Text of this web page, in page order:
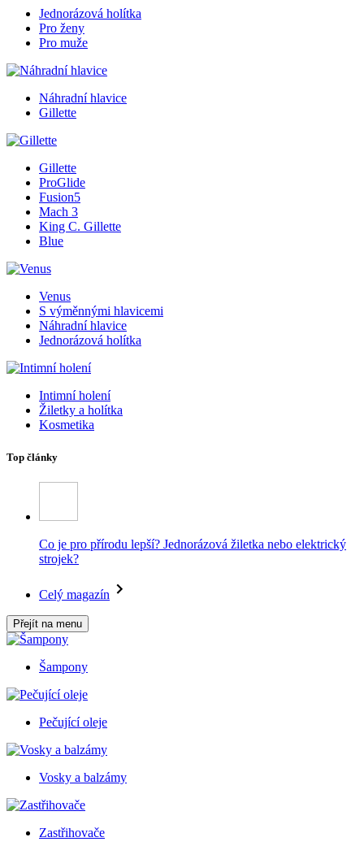
Jednorázová holítka
Pro ženy
Pro muže
Náhradní hlavice
Gillette
Gillette
ProGlide
Fusion5
Mach 3
King C. Gillette
Blue
Venus
S výměnnými hlavicemi
Náhradní hlavice
Jednorázová holítka
Intimní holení
Žiletky a holítka
Kosmetika
Top články
Co je pro přírodu lepší? Jednorázová žiletka nebo elektrický
strojek?
Celý magazín
Přejít na menu
Šampony
Pečující oleje
Vosky a balzámy
Zastřihovače